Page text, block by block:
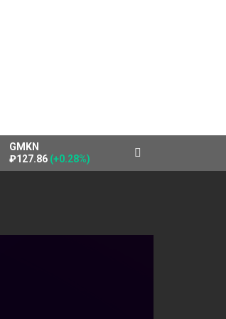
GMKN
₽127.86 (+0.28%)